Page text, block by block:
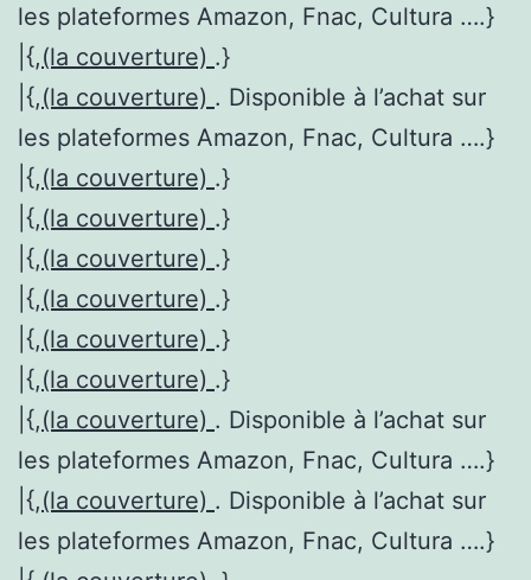
les plateformes Amazon, Fnac, Cultura ….}
|{,(la couverture) .}
|{,(la couverture) . Disponible à l’achat sur
les plateformes Amazon, Fnac, Cultura ….}
|{,(la couverture) .}
|{,(la couverture) .}
|{,(la couverture) .}
|{,(la couverture) .}
|{,(la couverture) .}
|{,(la couverture) .}
|{,(la couverture) . Disponible à l’achat sur
les plateformes Amazon, Fnac, Cultura ….}
|{,(la couverture) . Disponible à l’achat sur
les plateformes Amazon, Fnac, Cultura ….}